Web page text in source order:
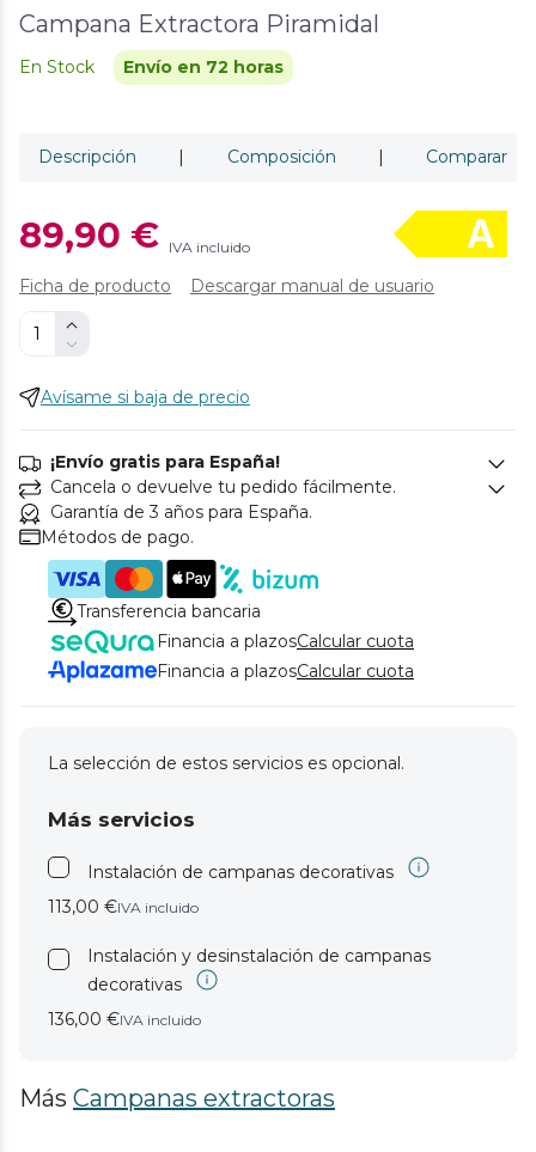
Campana Extractora Piramidal
En Stock Envío en 72 horas
Descripción | Composición | Comparar
89,90 € IVA incluido
Ficha de producto Descargar manual de usuario
Avísame si baja de precio
¡Envío gratis para España!
Cancela o devuelve tu pedido fácilmente.
Garantía de 3 años para España.
Métodos de pago.
Transferencia bancaria
Financia a plazosCalcular cuota
Financia a plazosCalcular cuota
La selección de estos servicios es opcional.
Más servicios
Instalación de campanas decorativas
113,00 €IVA incluido
Instalación y desinstalación de campanas
decorativas
136,00 €IVA incluido
Más Campanas extractoras